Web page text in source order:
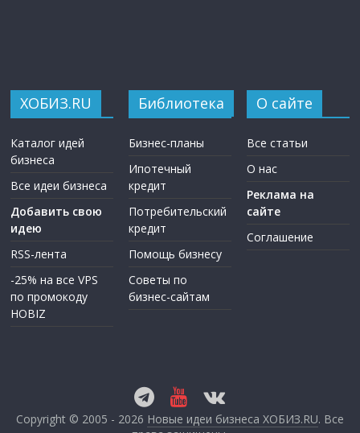
ХОБИЗ.RU
Каталог идей
бизнеса
Все идеи бизнеса
Добавить свою
идею
RSS-лента
-25% на все VPS
по промокоду
HOBIZ
Библиотека
Бизнес-планы
Ипотечный
кредит
Потребительский
кредит
Помощь бизнесу
Советы по
бизнес-сайтам
О сайте
Все статьи
О нас
Реклама на
сайте
Соглашение
Copyright © 2005 - 2026 Новые идеи бизнеса ХОБИЗ.RU. Все